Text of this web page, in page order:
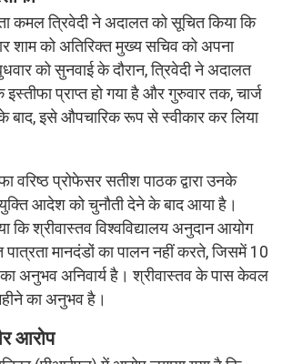
कमल त्रिवेदी ने अदालत को सूचित किया कि
शाम को अतिरिक्त मुख्य सचिव को अपना
को सुनवाई के दौरान, त्रिवेदी ने अदालत
प्राप्त हो गया है और गुरुवार तक, चार्ज
बाद, इसे औपचारिक रूप से स्वीकार कर लिया
वरिष्ठ प्रोफेसर सतीश पाठक द्वारा उनके
आदेश को चुनौती देने के बाद आया है।
कि श्रीवास्तव विश्वविद्यालय अनुदान आयोग
पात्रता मानदंडों का पालन नहीं करते, जिसमें 10
का अनुभव अनिवार्य है। श्रीवास्तव के पास केवल
का अनुभव है।
आरोप